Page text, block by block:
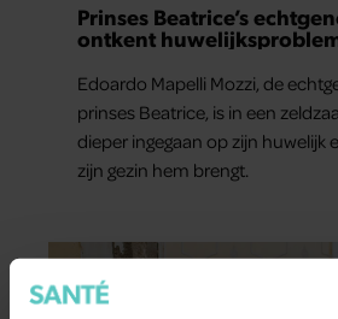
Prinses Beatrice’s
ontkent
Edoardo Mapelli Mozzi, de
prinses Beatrice, is in een
dieper ingegaan op zijn huwelijk
zijn gezin hem brengt.